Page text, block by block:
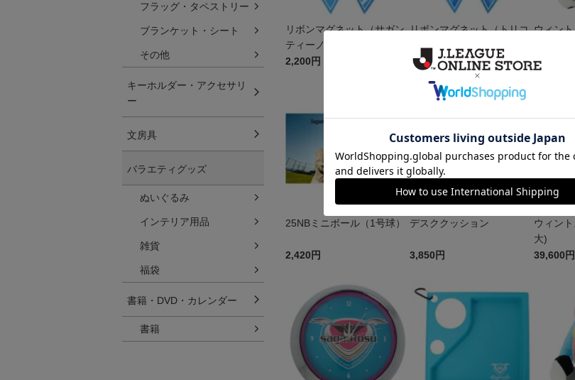
リボンマグネット（サガン
ティーノ）
2,200円
リボンマグネット（トリコ
2,200円
ウィン
2,800円
25NBミニボール（1号球）
2,420円
デスククッション
3,850円
ウィン
大)
39,600円
フラッグ・タペストリー
ブランケット・シート
その他
キーホルダー・アクセサリ
ー
文房具
バラエティグッズ
ぬいぐるみ
インテリア用品
雑貨
福袋
書籍・DVD・カレンダー
書籍